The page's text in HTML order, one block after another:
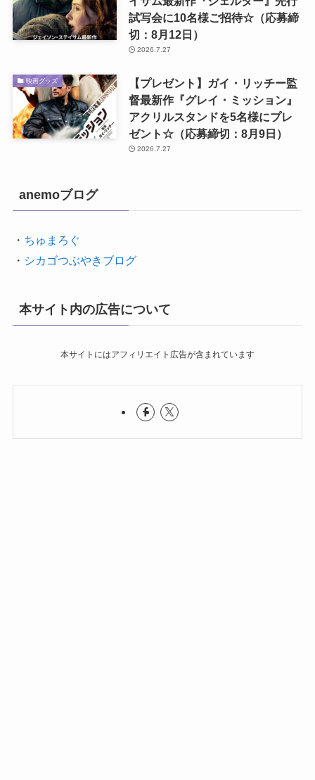
試写会に10名様ご招待☆（応募締
切：8月12日）
2026.7.27
映画グッズ
【プレゼント】ガイ・リッチー監
督最新作『グレイ・ミッション』
アクリルスタンドを5名様にプレ
ゼント☆（応募締切：8月9日）
2026.7.27
anemoブログ
・ ちゅまろぐ
・ シカゴつぶやきブログ
本サイト内の広告について
本サイトにはアフィリエイト広告が含まれています